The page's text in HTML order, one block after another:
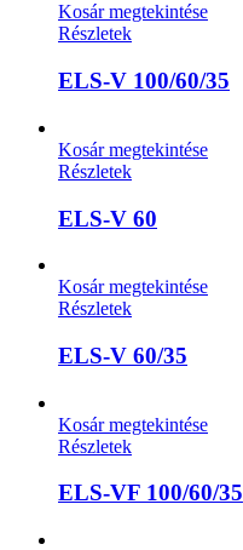
Kosár megtekintése
Részletek
ELS-V 100/60/35
Kosár megtekintése
Részletek
ELS-V 60
Kosár megtekintése
Részletek
ELS-V 60/35
Kosár megtekintése
Részletek
ELS-VF 100/60/35